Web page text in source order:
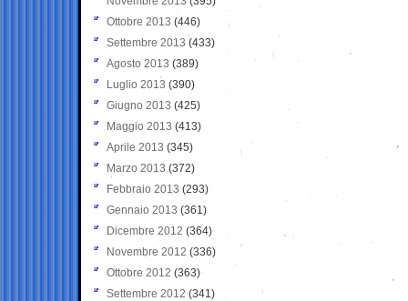
Ottobre 2013 (446)
Settembre 2013 (433)
Agosto 2013 (389)
Luglio 2013 (390)
Giugno 2013 (425)
Maggio 2013 (413)
Aprile 2013 (345)
Marzo 2013 (372)
Febbraio 2013 (293)
Gennaio 2013 (361)
Dicembre 2012 (364)
Novembre 2012 (336)
Ottobre 2012 (363)
Settembre 2012 (341)